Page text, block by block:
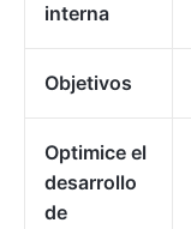
interna
Objetivos
Optimice el
desarrollo
de